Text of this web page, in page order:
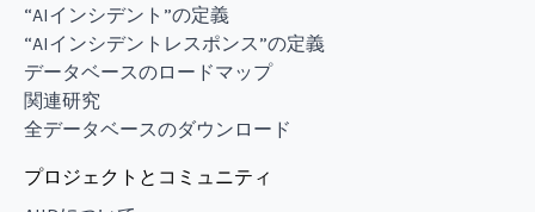
“AIインシデント”の定義
“AIインシデントレスポンス”の定義
データベースのロードマップ
関連研究
全データベースのダウンロード
プロジェクトとコミュニティ